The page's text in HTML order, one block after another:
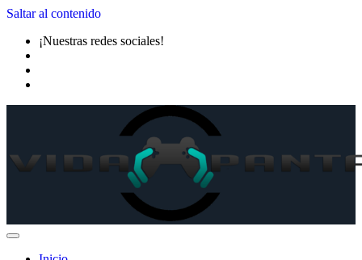
Saltar al contenido
¡Nuestras redes sociales!